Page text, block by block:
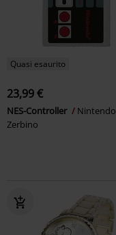
Quasi esaurito
23,99 €
NES-Controller
Nintendo
Zerbino